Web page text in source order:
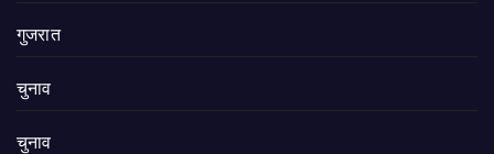
गुजरात
चुनाव
चुनाव